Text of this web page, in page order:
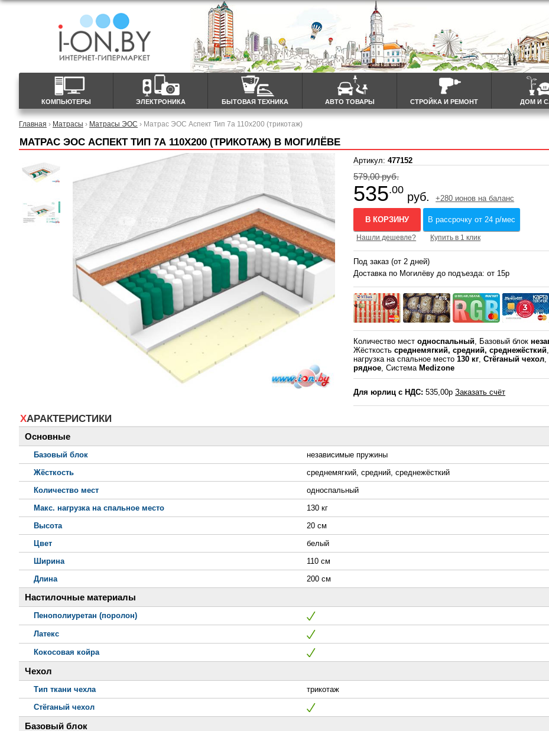
КОМПЬЮТЕРЫ ЭЛЕКТРОНИКА БЫТОВАЯ ТЕХНИКА АВТО ТОВАРЫ СТРОЙКА И РЕМОНТ ДОМ И
Главная › Матрасы › Матрасы ЭОС › Матрас ЭОС Аспект Тип 7а 110x200 (трикотаж)
МАТРАС ЭОС АСПЕКТ ТИП 7А 110X200 (ТРИКОТАЖ) В МОГИЛЁВЕ
Артикул:477152
579,00 руб.
535.00
руб. +280 ионов на баланс
В КОРЗИНУ В рассрочку от 24 р/мес
Нашли дешевле? Купить в 1 клик
Под заказ (от 2 дней)
Доставка по Могилёву до подъезда: от 15р
Количество местодноспальный, Базовый блок
Жёсткостьсреднемягкий, средний, среднежёсткий
нагрузка на спальное место130 кг,Стёганый чехол,
рядное, Система Medizone
Для юрлиц с НДС: 535,00рЗаказать счёт
ХАРАКТЕРИСТИКИ
Основные
Базовый блок
независимые пружины
Жёсткость
среднемягкий, средний, среднежёсткий
Количество мест
односпальный
Макс. нагрузка на спальное место
130 кг
Высота
20 см
Цвет
белый
Ширина
110 см
Длина
200 см
Настилочные материалы
Пенополиуретан (поролон)
Латекс
Кокосовая койра
Чехол
Тип ткани чехла
трикотаж
Стёганый чехол
Базовый блок